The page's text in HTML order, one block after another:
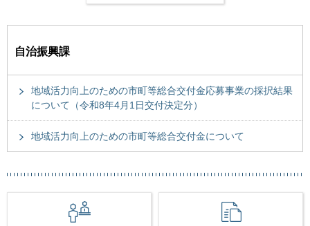
自治振興課
地域活力向上のための市町等総合交付金応募事業の採択結果
について（令和8年4月1日交付決定分）
地域活力向上のための市町等総合交付金について